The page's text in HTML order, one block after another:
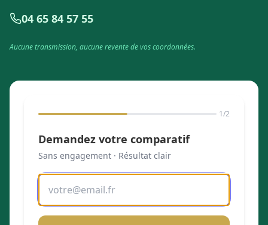
04 65 84 57 55
Aucune transmission, aucune revente de vos coordonnées.
1/2
Demandez votre comparatif
Sans engagement · Résultat clair